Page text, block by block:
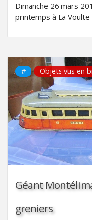
Dimanche 26 mars
printemps à La Voulte
# Objets vus en
Géant
greniers